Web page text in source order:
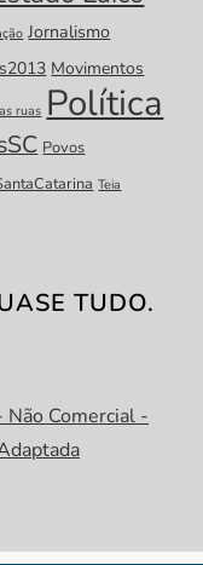
Jornalismo
Movimentos
ruas Política
Povos
Teia
TUDO.
Comercial -